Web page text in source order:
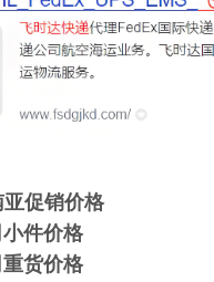
促销价格
件价格
货价格